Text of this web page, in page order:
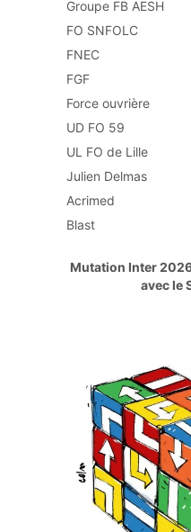
Groupe FB AESH
FO SNFOLC
FNEC
FGF
Force ouvrière
UD FO 59
UL FO de Lille
Julien Delmas
Acrimed
Blast
Mutation Inter
avec le